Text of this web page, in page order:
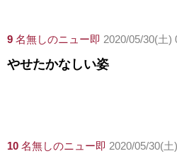
9 名無しのニュー即 2020/05/30(土)
やせたかなしい姿
10 名無しのニュー即 2020/05/30(